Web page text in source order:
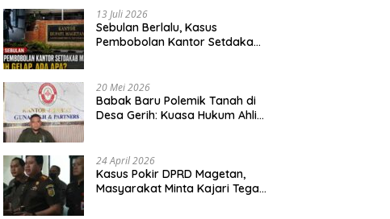
13 Juli 2026
Sebulan Berlalu, Kasus
Pembobolan Kantor Setdakab
20 Mei 2026
Babak Baru Polemik Tanah di
Desa Gerih: Kuasa Hukum Ahli
24 April 2026
Kasus Pokir DPRD Magetan,
Masyarakat Minta Kajari Tegak